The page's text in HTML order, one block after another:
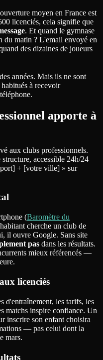
moyen en France est
licenciés, cela signifie que
. Et quand le gymnase
du matin ? L'email envoyé en
des dizaines de joueurs
années. Mais ils ne sont
à recevoir
apporte à
aux clubs professionnels.
structure, accessible 24h/24
+ [votre ville] » sur
(Baromètre du
cherche un club de
il ouvre Google. Sans site
pas dans les résultats.
mieux référencés —
licenciés
d'entraînement, les tarifs, les
matchs inspire confiance. Un
inscrire son enfant choisira
— pas celui dont la
mars.